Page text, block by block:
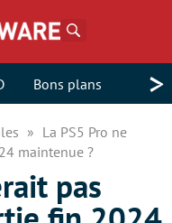
Bons plans >
La PS5 Pro ne
maintenue ?
pas